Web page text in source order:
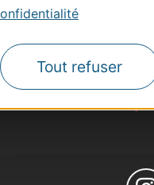
Tout refuser